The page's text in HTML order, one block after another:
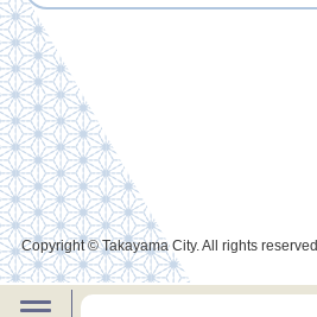
Copyright © Takayama City. All rights reserved.